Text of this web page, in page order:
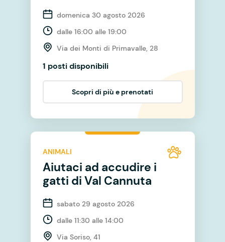
domenica 30 agosto 2026
dalle 16:00 alle 19:00
Via dei Monti di Primavalle, 28
1 posti disponibili
Scopri di più e prenotati
ANIMALI
Aiutaci ad accudire i
gatti di Val Cannuta
sabato 29 agosto 2026
dalle 11:30 alle 14:00
Via Soriso, 41